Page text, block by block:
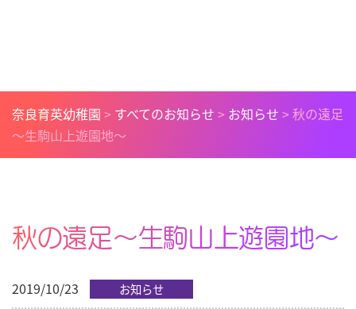
奈良育英幼稚園 > すべてのお知らせ > お知らせ >秋の遠足
～生駒山上遊園地～
秋の遠足～生駒山上遊園地～
2019/10/23 お知らせ